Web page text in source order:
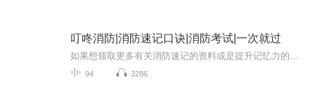
叮咚消防|消防速记口诀|消防考试|一次就过
94 3286